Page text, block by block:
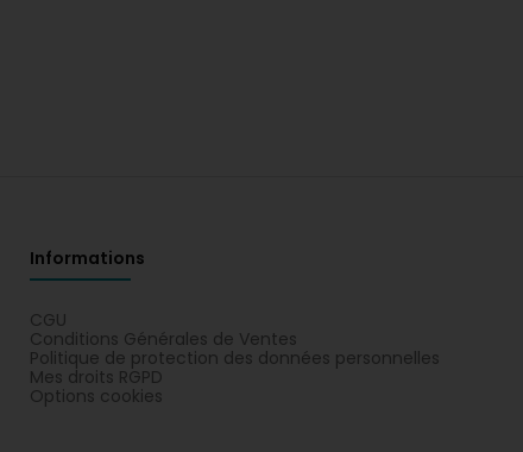
Informations
CGU
Conditions Générales de Ventes
Politique de protection des données personnelles
Mes droits RGPD
Options cookies